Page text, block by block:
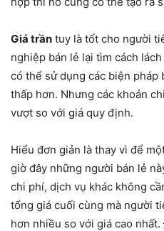
Giá trần tuy là tốt cho người
nghiệp bán lẻ lại tìm cách
có thể sử dụng các biện pháp
thấp hơn. Nhưng các khoản
vượt so với giá quy định.
Hiểu đơn giản là thay vì để
giờ đây những người bán lẻ
chi phí, dịch vụ khác không
tổng giá cuối cùng mà người
hơn nhiều so với giá cao